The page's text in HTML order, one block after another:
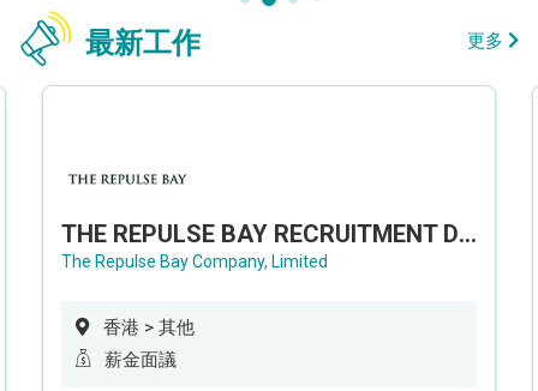
最新工作 更多
THE REPULSE BAY RECRUITMENT DAY 淺水灣影灣園人才招聘會
The Repulse Bay Company, Limited
香港 > 其他
薪金面議